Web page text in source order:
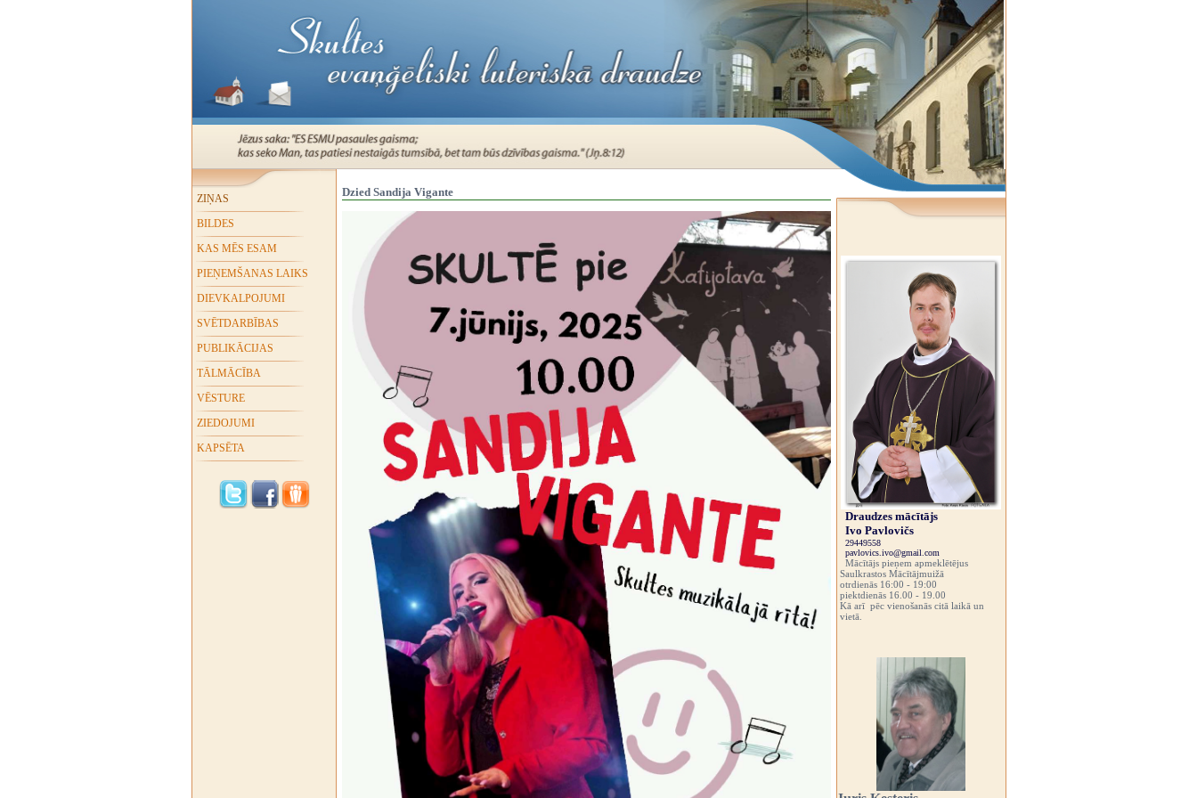
ZIŅAS
BILDES
KAS MĒS ESAM
PIEŅEMŠANAS LAIKS
DIEVKALPOJUMI
SVĒTDARBĪBAS
PUBLIKĀCIJAS
TĀLMĀCĪBA
VĒSTURE
ZIEDOJUMI
KAPSĒTA
Dzied Sandija Vigante
Draudzes mācītājs
Ivo Pavlovičs
29449558
pavlovics.ivo@gmail.com
Mācītājs pieņem apmeklētējus
Saulkrastos Mācītājmuižā
otrdienās 16:00 - 19:00
piektdienās 16.00 - 19.00
Kā arī pēc vienošanās citā laikā un
vietā.